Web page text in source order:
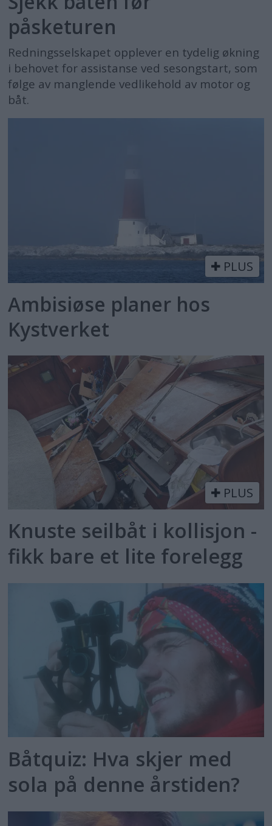
påsketuren
Redningsselskapet opplever en tydelig økning
i behovet for assistanse ved sesongstart, som
følge av manglende vedlikehold av motor og
båt.
PLUS
Ambisiøse planer hos
Kystverket
PLUS
Knuste seilbåt i kollisjon -
fikk bare et lite forelegg
Båtquiz: Hva skjer med
sola på denne årstiden?